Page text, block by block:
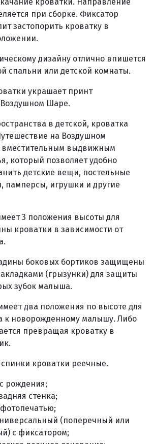
при сборке. Фиксатор
застопорить кроватку в
дизайну отлично впишется
спальни или детской комнаты.
украшает принт
Шаре.
в детской, кроватка
на Воздушном
выдвижным
который позволяет удобно
детские вещи, постельные
памперсы, игрушки и другие
3 положения высоты для
кроватки в зависимости от
боковых бортиков защищены
(грызунки) для защиты
зубок малыша.
два положения по высоте для
к новорожденному малышу. Либо
превращая кроватку в
кроватки реечные.
рождения;
стенка;
(поперечный или
с фиксатором;